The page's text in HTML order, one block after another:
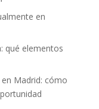
en
qué elementos
Madrid: cómo